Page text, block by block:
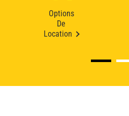
Options
De
Location